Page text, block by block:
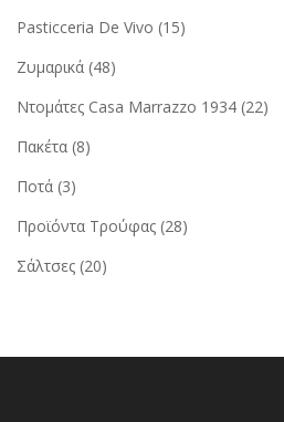
Pasticceria De Vivo (15)
Ζυμαρικά (48)
Ντομάτες Casa Marrazzo 1934 (22)
Πακέτα (8)
Ποτά (3)
Προϊόντα Τρούφας (28)
Σάλτσες (20)